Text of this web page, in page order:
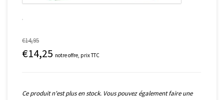
€14,95
€14,25 notre offre, prix TTC
Ce produit n'est plus en stock. Vous pouvez également faire une